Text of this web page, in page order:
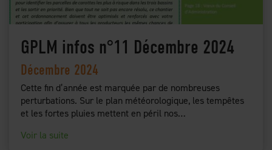
GPLM infos n°11 Décembre 2024
Décembre 2024
Cette fin d’année est marquée par de nombreuses
perturbations. Sur le plan météorologique, les tempêtes
et les fortes pluies mettent en péril nos…
Voir la suite